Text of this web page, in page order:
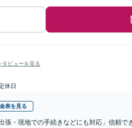
タビューを見る
休日
表を見る
張・現地での手続きなどにも対応」信頼